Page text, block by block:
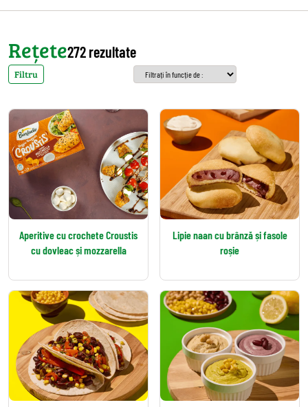
Rețete272 rezultate
Filtru
Aperitive cu crochete Croustis
cu dovleac și mozzarella
Lipie naan cu brânză și fasole
roșie